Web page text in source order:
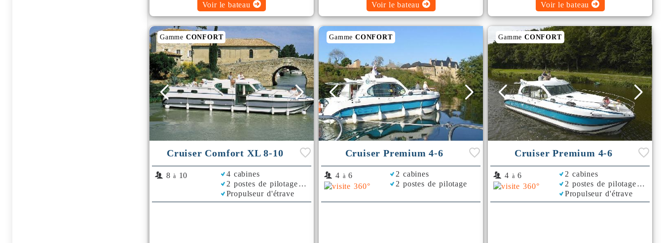
Voir le bateau Voir le bateau Voir le bateau
Gamme CONFORT
Cruiser Comfort XL 8-10
8 à 10
4 cabines
2 postes de pilotage
Propulseur d'étrave
Gamme CONFORT
Cruiser Premium 4-6
4 à 6
2 cabines
2 postes de pilotage
GammeCONFORT
Cruiser Premium 4-6
4 à 6
2 cabines
2 postes de pilotage
Propulseur d'étrave
Bimini